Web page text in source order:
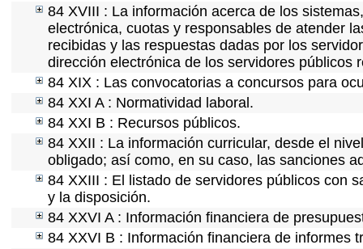
84 XVIII : La información acerca de los
electrónica, cuotas y responsables de atender
recibidas y las respuestas dadas por los
dirección electrónica de los servidores públicos
84 XIX : Las convocatorias a concursos para
84 XXI A : Normatividad laboral.
84 XXI B : Recursos públicos.
84 XXII : La información curricular, desde el
obligado; así como, en su caso, las sanciones
84 XXIII : El listado de servidores públicos con
y la disposición.
84 XXVI A : Información financiera de
84 XXVI B : Información financiera de informes